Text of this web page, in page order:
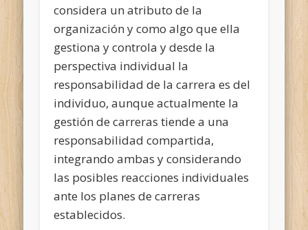
considera un atributo de la
organización y como algo que ella
gestiona y controla y desde la
perspectiva individual la
responsabilidad de la carrera es del
individuo, aunque actualmente la
gestión de carreras tiende a una
responsabilidad compartida,
integrando ambas y considerando
las posibles reacciones individuales
ante los planes de carreras
establecidos.